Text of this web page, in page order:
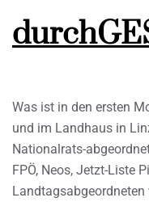
Was ist in den ersten
und im Landhaus in
Nationalrats-
FPÖ, Neos, Jetzt-Liste
Landtagsabgeordneten